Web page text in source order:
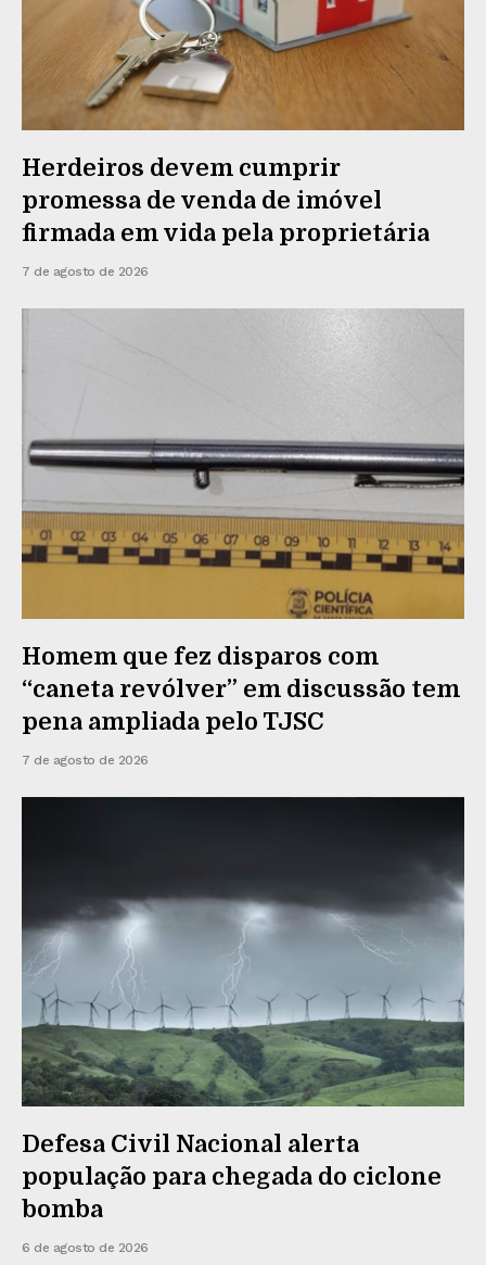
Herdeiros devem cumprir
promessa de venda de imóvel
firmada em vida pela proprietária
7 de agosto de 2026
Homem que fez disparos com
“caneta revólver” em discussão tem
pena ampliada pelo TJSC
7 de agosto de 2026
Defesa Civil Nacional alerta
população para chegada do ciclone
bomba
6 de agosto de 2026